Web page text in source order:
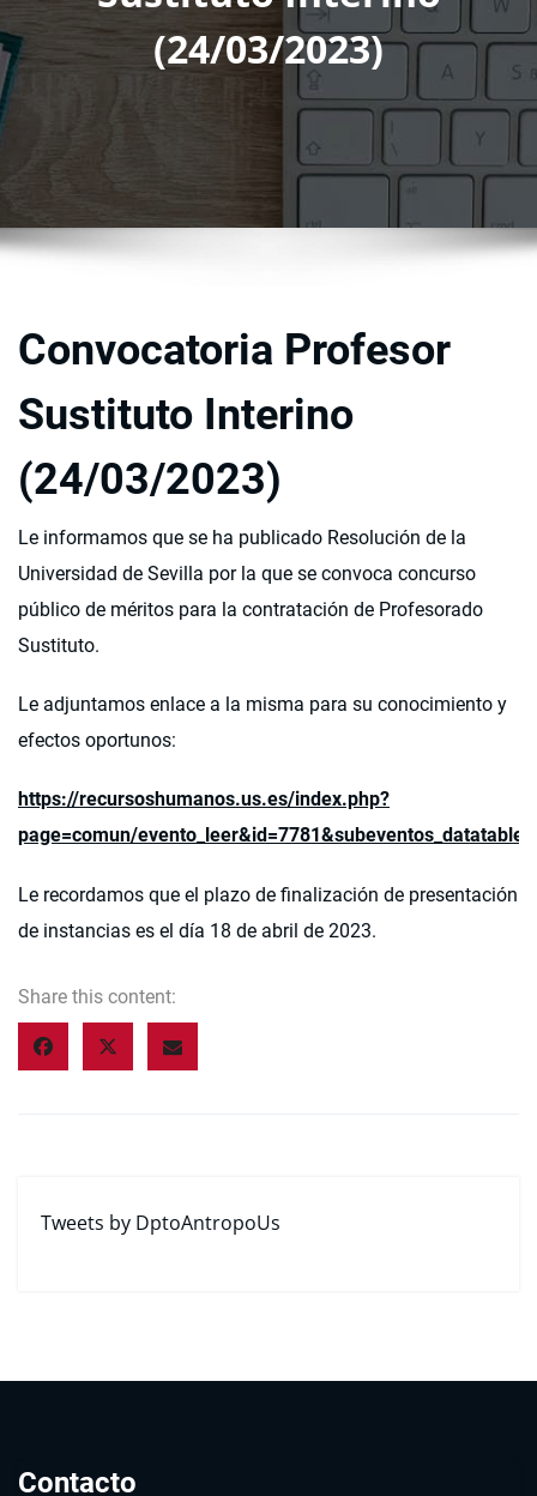
(24/03/2023)
Convocatoria Profesor
Sustituto Interino
(24/03/2023)
Le informamos que se ha publicado Resolución de la
Universidad de Sevilla por la que se convoca concurso
público de méritos para la contratación de Profesorado
Sustituto.
Le adjuntamos enlace a la misma para su conocimiento y
efectos oportunos:
https://recursoshumanos.us.es/index.php?
page=comun/
Le recordamos que el plazo de finalización de presentación
de instancias es el día 18 de abril de 2023.
Share this content:
Tweets by DptoAntropoUs
Contacto